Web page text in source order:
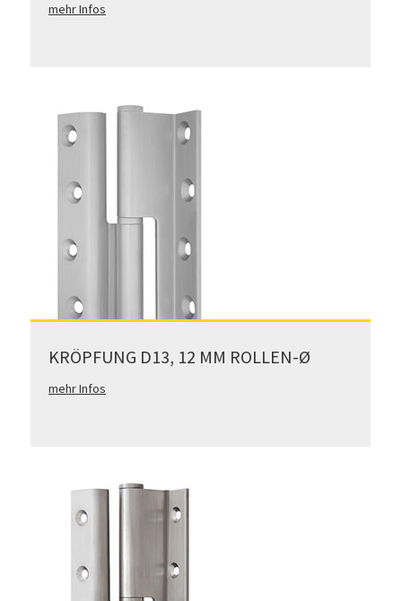
mehr Infos
KRÖPFUNG D13, 12 MM ROLLEN-Ø
mehr Infos